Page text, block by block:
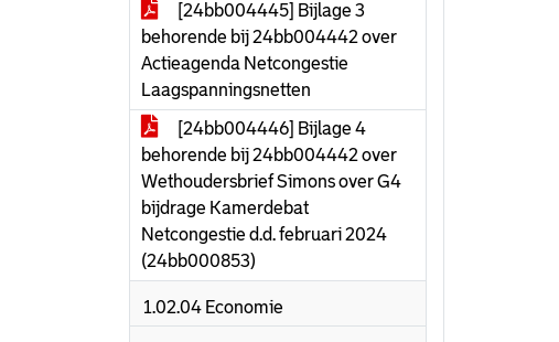
[24bb004445] Bijlage 3
behorende bij 24bb004442 over
Actieagenda Netcongestie
Laagspanningsnetten
[24bb004446] Bijlage 4
behorende bij 24bb004442 over
Wethoudersbrief Simons over G4
bijdrage Kamerdebat
Netcongestie d.d. februari 2024
(24bb000853)
1.02.04 Economie